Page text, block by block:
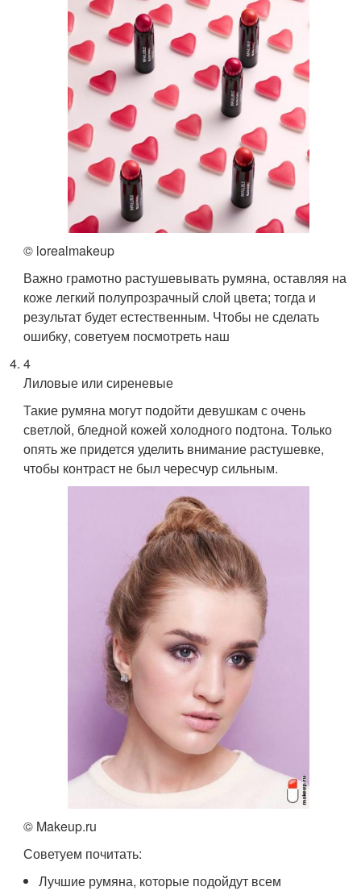
© lorealmakeup
Важно грамотно растушевывать румяна, оставляя на
коже легкий полупрозрачный слой цвета; тогда и
результат будет естественным. Чтобы не сделать
ошибку, советуем посмотреть наш
4
Лиловые или сиреневые
Такие румяна могут подойти девушкам с очень
светлой, бледной кожей холодного подтона. Только
опять же придется уделить внимание растушевке,
чтобы контраст не был чересчур сильным.
© Makeup.ru
Советуем почитать:
Лучшие румяна, которые подойдут всем